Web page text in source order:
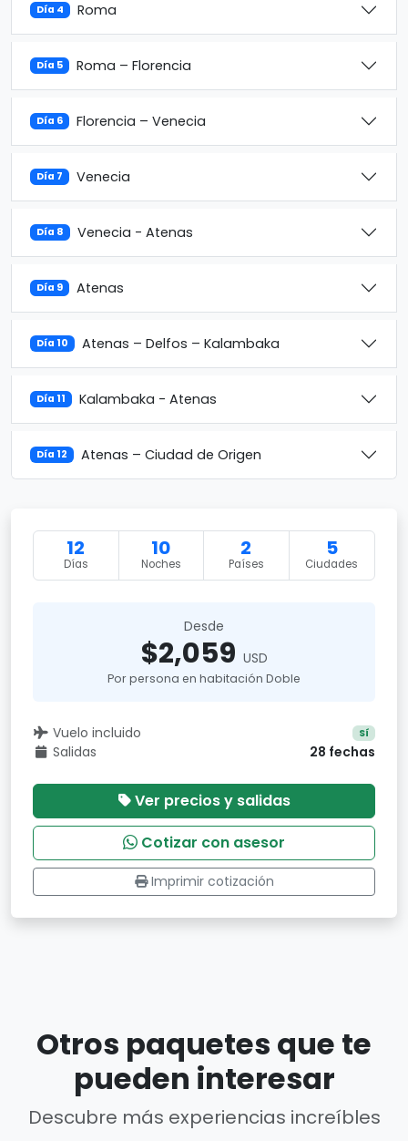
Día 4 Roma
Día 5 Roma – Florencia
Día 6 Florencia – Venecia
Día 7 Venecia
Día 8 Venecia - Atenas
Día 9 Atenas
Día 10 Atenas – Delfos – Kalambaka
Día 11 Kalambaka - Atenas
Día 12 Atenas – Ciudad de Origen
12
Días
10
Noches
2
Países
5
Ciudades
Desde
$2,059 USD
Por persona en habitación Doble
Vuelo incluido Sí
Salidas 28 fechas
Ver precios y salidas
Cotizar con asesor
Imprimir cotización
Otros paquetes que te
pueden interesar
Descubre más experiencias increíbles